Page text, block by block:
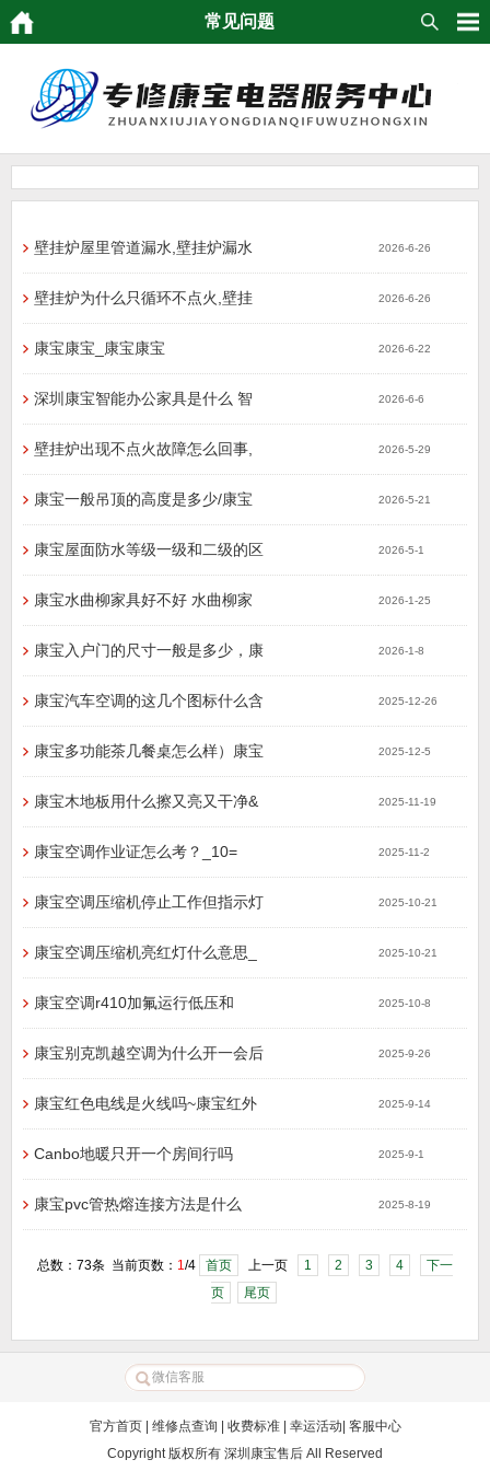
常见问题
壁挂炉屋里管道漏水,壁挂炉漏水 2026-6-26
壁挂炉为什么只循环不点火,壁挂 2026-6-26
康宝康宝_康宝康宝 2026-6-22
深圳康宝智能办公家具是什么 智 2026-6-6
壁挂炉出现不点火故障怎么回事, 2026-5-29
康宝一般吊顶的高度是多少/康宝 2026-5-21
康宝屋面防水等级一级和二级的区 2026-5-1
康宝水曲柳家具好不好 水曲柳家 2026-1-25
康宝入户门的尺寸一般是多少，康 2026-1-8
康宝汽车空调的这几个图标什么含 2025-12-26
康宝多功能茶几餐桌怎么样）康宝 2025-12-5
康宝木地板用什么擦又亮又干净& 2025-11-19
康宝空调作业证怎么考？_10= 2025-11-2
康宝空调压缩机停止工作但指示灯 2025-10-21
康宝空调压缩机亮红灯什么意思_ 2025-10-21
康宝空调r410加氟运行低压和 2025-10-8
康宝别克凯越空调为什么开一会后 2025-9-26
康宝红色电线是火线吗~康宝红外 2025-9-14
Canbo地暖只开一个房间行吗 2025-9-1
康宝pvc管热熔连接方法是什么 2025-8-19
总数：73条 当前页数： 1/4 首页 上一页 1 2 3 4
下一
页
尾页
官方首页| 维修点查询 收费标准| 幸运活动 客服中心
Copyright 版权所有 深圳康宝售后 All Reserved